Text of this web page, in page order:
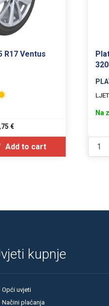
R17 Ventus
€
Add to cart
Na
kupnje
Opći uvjeti
Načini plaćanja